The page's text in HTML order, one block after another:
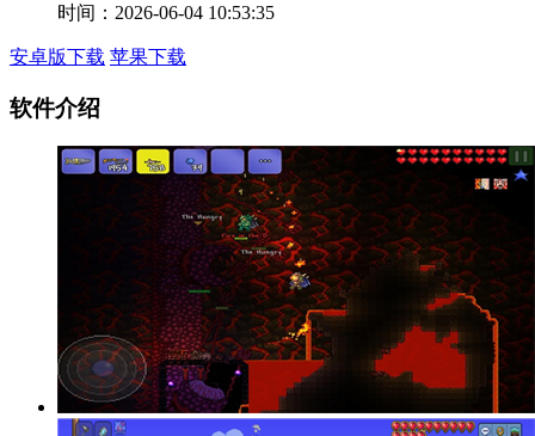
时间：2026-06-04 10:53:35
安卓版下载 苹果下载
软件介绍